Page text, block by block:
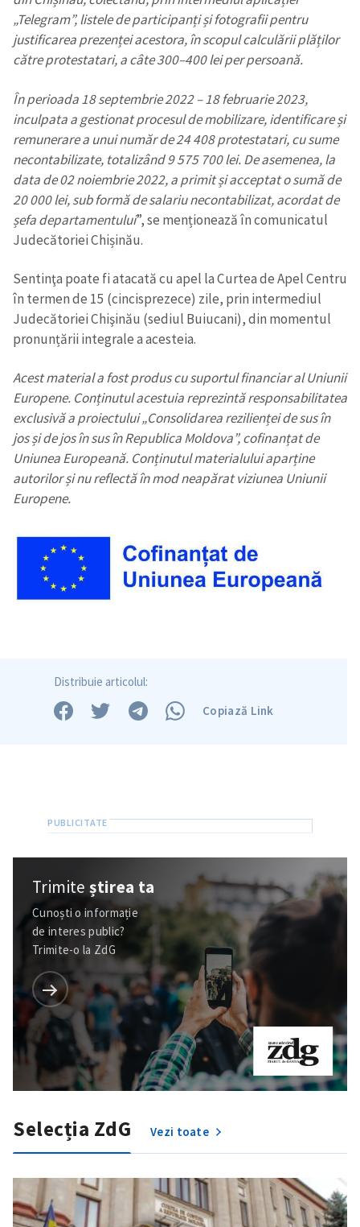
„Telegram”, listele de participanți și fotografii pentru
justificarea prezenței acestora, în scopul calculării plăților
către protestatari, a câte 300–400 lei per persoană.
În perioada 18 septembrie 2022 – 18 februarie 2023,
inculpata a gestionat procesul de mobilizare, identificare și
remunerare a unui număr de 24 408 protestatari, cu sume
necontabilizate, totalizând 9 575 700 lei.De asemenea, la
data de 02 noiembrie 2022, a primit și acceptat o sumă de
20 000 lei, sub formă de salariu necontabilizat, acordat de
șefa departamentului”, se menționează în comunicatul
Judecătoriei Chișinău.
Sentinţa poate fi atacată cu apel la Curtea de Apel Centru
în termen de 15 (cincisprezece) zile, prin intermediul
Judecătoriei Chişinău (sediul Buiucani), din momentul
pronunțării integrale a acesteia.
Acest material a fost produs cu suportul financiar al Uniunii
Europene. Conținutul acestuia reprezintă responsabilitatea
exclusivă a proiectului „Consolidarea rezilienței de sus în
jos și de jos în sus în Republica Moldova”, cofinanțat de
Uniunea Europeană. Conținutul materialului aparține
autorilor și nu reflectă în mod neapărat viziunea Uniunii
Europene.
Distribuie articolul:
Copiază Link
Trimiteștirea ta
Cunoști o informație
de interes public?
Trimite-o la ZdG
Selecția ZdG Vezi toate
Mesajul știrei
+ Mesajul știrei
Sursă anonimă
Nume+ Numele meu
Email+ Emailul meu
Telefon
+ Telefon personal
Am citit și sunt de
acord cupolitica de
confidențialitate.
TRIMITE ȘTIREA